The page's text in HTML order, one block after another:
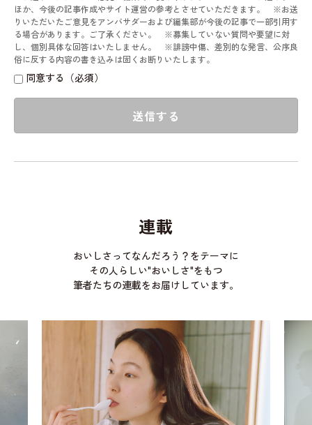
ほか、今後の記事作成やサイト運営の参考とさせていただきます。 ※お送
りいただいたご意見をアンバサダーおよび編集部が今後の記事で一部引用す
る場合があります。ご了承ください。 ※募集していない質問や要望に対
し、個別具体な回答はいたしません。 ※誹謗中傷、差別的な発言、公序良
俗に反する内容の書き込みは固くお断りいたします。
同意する（必須）
送信する
連載
おいしさってなんだろう？をテーマに
その人らしい"おいしさ"をもつ
筆者たちの連載をお届けしています。